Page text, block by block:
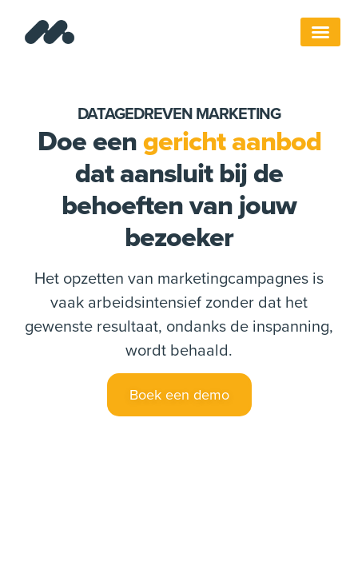
DATAGEDREVEN MARKETING
Doe eengericht aanbod
dat aansluit bij de
behoeften van jouw
bezoeker
Het opzetten van marketingcampagnes is
vaak arbeidsintensief zonder dat het
gewenste resultaat, ondanks de inspanning,
wordt behaald.
Boek een demo